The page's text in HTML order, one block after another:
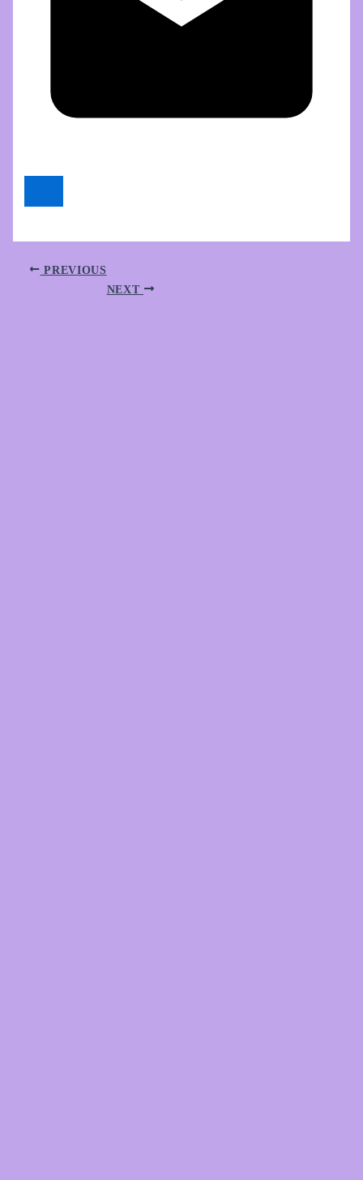
PREVIOUS
NEXT